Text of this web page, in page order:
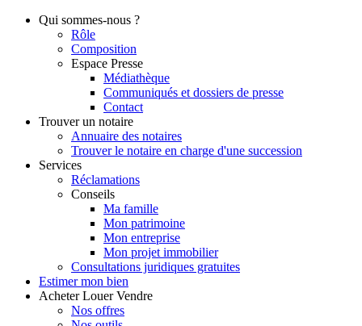
Qui sommes-nous ?
Rôle
Composition
Espace Presse
Médiathèque
Communiqués et dossiers de presse
Contact
Trouver un notaire
Annuaire des notaires
Trouver le notaire en charge d'une succession
Services
Réclamations
Conseils
Ma famille
Mon patrimoine
Mon entreprise
Mon projet immobilier
Consultations juridiques gratuites
Estimer mon bien
Acheter Louer Vendre
Nos offres